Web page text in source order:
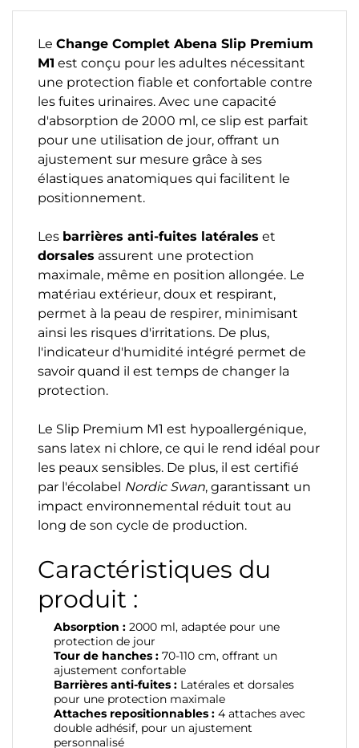
Le Change Complet Abena Slip Premium
M1 est conçu pour les adultes nécessitant
une protection fiable et confortable contre
les fuites urinaires. Avec une capacité
d'absorption de 2000 ml, ce slip est parfait
pour une utilisation de jour, offrant un
ajustement sur mesure grâce à ses
élastiques anatomiques qui facilitent le
positionnement.
Les barrières anti-fuites latérales et
dorsales assurent une protection
maximale, même en position allongée. Le
matériau extérieur, doux et respirant,
permet à la peau de respirer, minimisant
ainsi les risques d'irritations. De plus,
l'indicateur d'humidité intégré permet de
savoir quand il est temps de changer la
protection.
Le Slip Premium M1 est hypoallergénique,
sans latex ni chlore, ce qui le rend idéal pour
les peaux sensibles. De plus, il est certifié
par l'écolabel Nordic Swan, garantissant un
impact environnemental réduit tout au
long de son cycle de production.
Caractéristiques du
produit :
Absorption : 2000 ml, adaptée pour une
protection de jour
Tour de hanches : 70-110 cm, offrant un
ajustement confortable
Barrières anti-fuites : Latérales et dorsales
pour une protection maximale
Attaches repositionnables : 4 attaches avec
double adhésif, pour un ajustement
personnalisé